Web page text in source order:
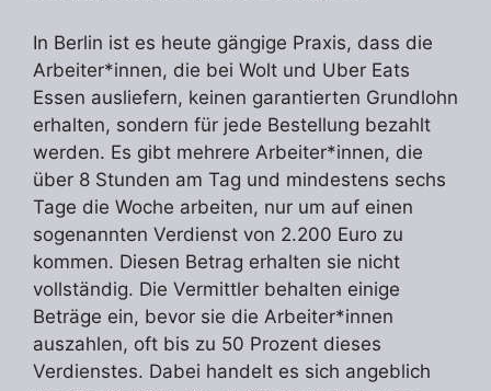
In Berlin ist es heute gängige Praxis, dass die
Arbeiter*innen, die bei Wolt und Uber Eats
Essen ausliefern, keinen garantierten Grundlohn
erhalten, sondern für jede Bestellung bezahlt
werden. Es gibt mehrere Arbeiter*innen, die
über 8 Stunden am Tag und mindestens sechs
Tage die Woche arbeiten, nur um auf einen
sogenannten Verdienst von 2.200 Euro zu
kommen. Diesen Betrag erhalten sie nicht
vollständig. Die Vermittler behalten einige
Beträge ein, bevor sie die Arbeiter*innen
auszahlen, oft bis zu 50 Prozent dieses
Verdienstes. Dabei handelt es sich angeblich